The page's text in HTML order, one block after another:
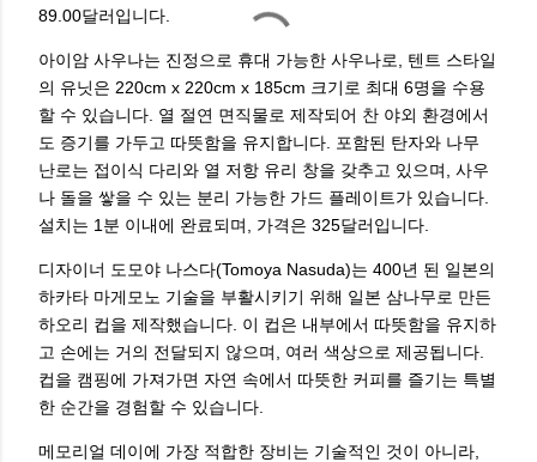
89.00달러입니다.
아이암 사우나는 진정으로 휴대 가능한 사우나로, 텐트 스타일
의 유닛은 220cm x 220cm x 185cm 크기로 최대 6명을 수용
할 수 있습니다. 열 절연 면직물로 제작되어 찬 야외 환경에서
도 증기를 가두고 따뜻함을 유지합니다. 포함된 탄자와 나무
난로는 접이식 다리와 열 저항 유리 창을 갖추고 있으며, 사우
나 돌을 쌓을 수 있는 분리 가능한 가드 플레이트가 있습니다.
설치는 1분 이내에 완료되며, 가격은 325달러입니다.
디자이너 도모야 나스다(Tomoya Nasuda)는 400년 된 일본의
하카타 마게모노 기술을 부활시키기 위해 일본 삼나무로 만든
하오리 컵을 제작했습니다. 이 컵은 내부에서 따뜻함을 유지하
고 손에는 거의 전달되지 않으며, 여러 색상으로 제공됩니다.
컵을 캠핑에 가져가면 자연 속에서 따뜻한 커피를 즐기는 특별
한 순간을 경험할 수 있습니다.
메모리얼 데이에 가장 적합한 장비는 기술적인 것이 아니라,